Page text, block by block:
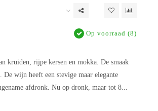
Op voorraad (8)
kruiden, rijpe kersen en mokka. De smaak
De wijn heeft een stevige maar elegante
afdronk. Nu op dronk, maar tot 8...